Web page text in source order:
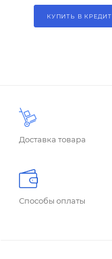
КУПИТЬ В КРЕДИТ
Доставка товара
Способы оплаты